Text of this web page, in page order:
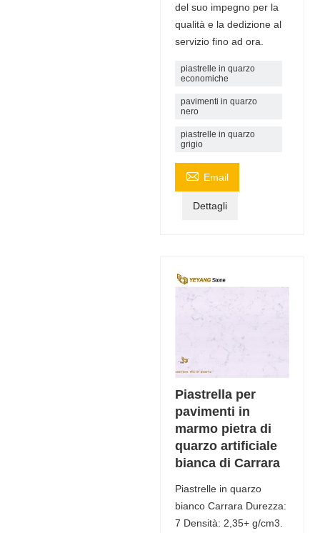
del suo impegno per la
qualità e la dedizione al
servizio fino ad ora.
piastrelle in quarzo
economiche
pavimenti in quarzo
nero
piastrelle in quarzo
grigio
 Email
Dettagli
Piastrella per
pavimenti in
marmo pietra di
quarzo artificiale
bianca di Carrara
Piastrelle in quarzo
bianco Carrara Durezza:
7 Densità: 2,35+ g/cm3.